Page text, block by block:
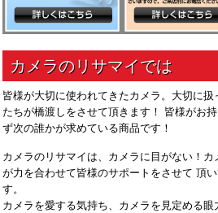
皆様が大切に使われてきたカメラ。大切に
たちが橋渡しをさせて頂きます！ 皆様がお
ず次の誰かが求めている商品です！
カメラのリサマイは、カメラに目がない！
が力を合わせて皆様のサポートをさせて 頂
す。
カメラを愛する気持ち、カメラを見定める眼